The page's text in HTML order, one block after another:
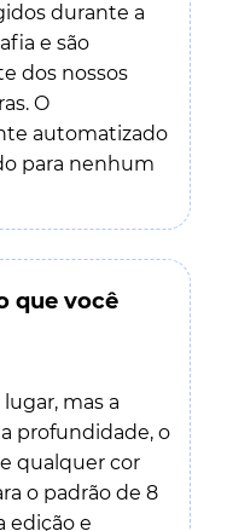
durante a
e são
dos nossos
O
automatizado
para nenhum
que você
mas a
profundidade, o
qualquer cor
o padrão de 8
edição e